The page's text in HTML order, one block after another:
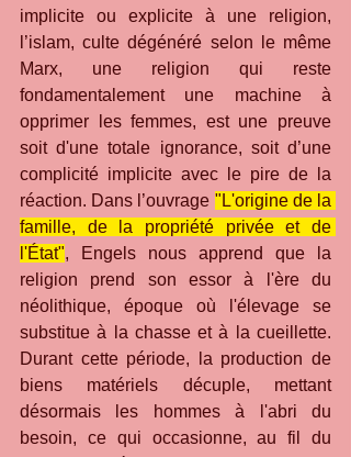
implicite ou explicite à une religion,
l’islam, culte dégénéré selon le même
Marx, une religion qui reste
fondamentalement une machine à
opprimer les femmes, est une preuve
soit d'une totale ignorance, soit d’une
complicité implicite avec le pire de la
réaction. Dans l’ouvrage "L'origine de la
famille, de la propriété privée et de
l'État", Engels nous apprend que la
religion prend son essor à l'ère du
néolithique, époque où l'élevage se
substitue à la chasse et à la cueillette.
Durant cette période, la production de
biens matériels décuple, mettant
désormais les hommes à l'abri du
besoin, ce qui occasionne, au fil du